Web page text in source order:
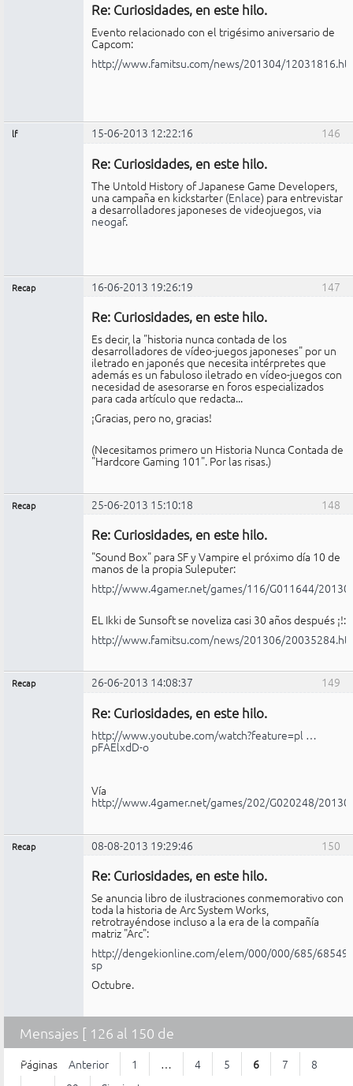
Re: Curiosidades, en este hilo.
Evento relacionado con el trigésimo aniversario de
Capcom:
http://www.famitsu.com/news/201304/
146
lf 15-06-2013 12:22:16
Re: Curiosidades, en este hilo.
The Untold History of Japanese Game Developers,
una campaña en kickstarter (Enlace) para entrevistar
a desarrolladores japoneses de videojuegos, via
neogaf.
147
Recap 16-06-2013 19:26:19
Re: Curiosidades, en este hilo.
Es decir, la "historia nunca contada de los
desarrolladores de vídeo-juegos japoneses" por un
iletrado en japonés que necesita intérpretes que
además es un fabuloso iletrado en vídeo-juegos con
necesidad de asesorarse en foros especializados
para cada artículo que redacta...
¡Gracias, pero no, gracias!
(Necesitamos primero un Historia Nunca Contada de
"Hardcore Gaming 101". Por las risas.)
148
Recap 25-06-2013 15:10:18
Re: Curiosidades, en este hilo.
"Sound Box" para SF y Vampire el próximo día 10 de
manos de la propia Suleputer:
http://www.4gamer.net/games/116/G011644/
EL Ikki de Sunsoft se noveliza casi 30 años después ¡!:
http://www.famitsu.com/news/201306/
149
Recap 26-06-2013 14:08:37
Re: Curiosidades, en este hilo.
http://www.youtube.com/watch?feature=pl …
pFAElxdD-o
Vía
http://www.4gamer.net/games/202/G020248/
150
Recap 08-08-2013 19:29:46
Re: Curiosidades, en este hilo.
Se anuncia libro de ilustraciones conmemorativo con
toda la historia de Arc System Works,
retrotrayéndose incluso a la era de la compañía
matriz "Arc":
http://dengekionline.com/elem/000/000/685/
sp
Octubre.
Mensajes [ 126 al 150 de
2.203 ]
Páginas Anterior 1 … 4 5 6 7
8